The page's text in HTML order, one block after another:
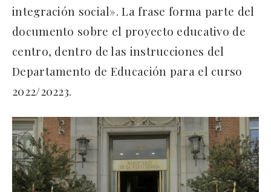
integración social». La frase forma parte del
documento sobre el proyecto educativo de
centro, dentro de las instrucciones del
Departamento de Educación para el curso
2022/20223.